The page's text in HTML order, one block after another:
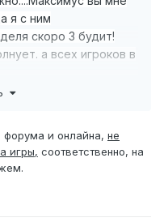
я с ним
скоро 3 будит!
а всех игроков в
мы люди у
и онлайна, не
игры, соответственно, на